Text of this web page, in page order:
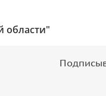
области"